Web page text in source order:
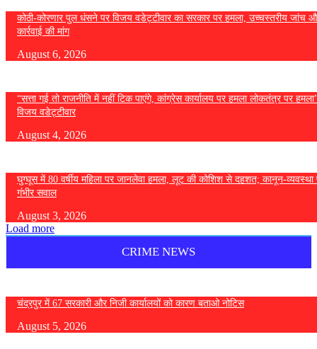
कोठी-कोरणार पुल धंसने पर विजय वडेट्टीवार का सरकार पर हमला, उच्चस्तरीय जांच
कार्रवाई की मांग
August 6, 2026
“सत्ता गई तो राजनीति में नहीं टिक पाएंगे, कांग्रेस कार्यालय पर हमला लोकतंत्र पर
विजय वडेट्टीवार
August 4, 2026
घुग्घूस में 80 वर्षीय महिला पर जानलेवा हमला, लूट की कोशिश से दहशत; कानून-व्यवस्था
गंभीर सवाल
August 3, 2026
Load more
CRIME NEWS
चंद्रपुर में 67 सरकारी और निजी कार्यालयों को कारण बताओ नोटिस
August 5, 2026